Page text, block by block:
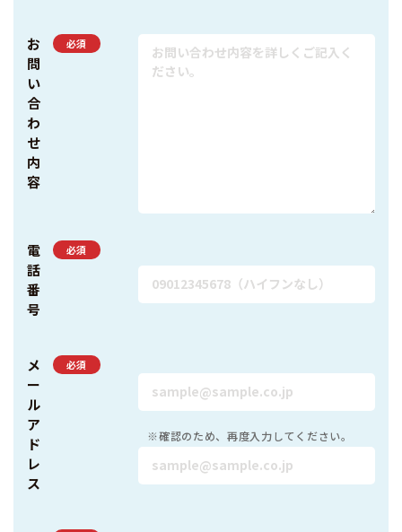
お
問
い
合
わ
せ
内
容
必須
電
話
番
号
必須
メ
ー
ル
ア
ド
レ
ス
必須
※確認のため、再度入力してください。